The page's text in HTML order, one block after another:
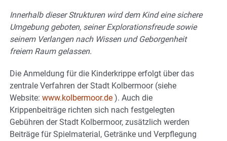
Innerhalb dieser Strukturen wird dem Kind eine sichere
Umgebung geboten, seiner Explorationsfreude sowie
seinem Verlangen nach Wissen und Geborgenheit
freiem Raum gelassen.
Die Anmeldung für die Kinderkrippe erfolgt über das
zentrale Verfahren der Stadt Kolbermoor (siehe
Website: www.kolbermoor.de ). Auch die
Krippenbeiträge richten sich nach festgelegten
Gebühren der Stadt Kolbermoor, zusätzlich werden
Beiträge für Spielmaterial, Getränke und Verpflegung